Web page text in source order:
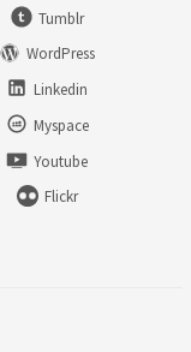
Tumblr
WordPress
Linkedin
Myspace
Youtube
Flickr